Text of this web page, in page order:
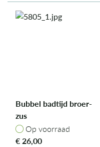
Bubbel badtijd broer-
zus
Op voorraad
Op voorraad
€26,00